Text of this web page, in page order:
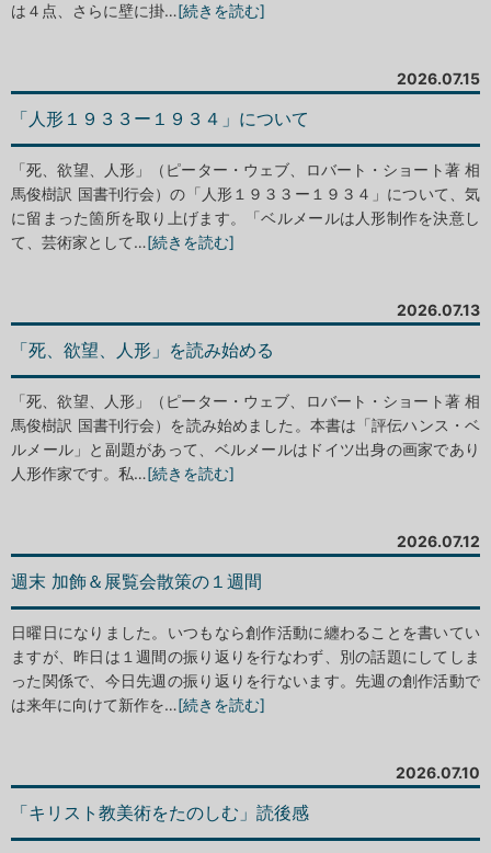
は４点、さらに壁に掛…[続きを読む]
2026.07.15
「人形１９３３ー１９３４」について
「死、欲望、人形」（ピーター・ウェブ、ロバート・ショート著 相
馬俊樹訳 国書刊行会）の「人形１９３３ー１９３４」について、気
に留まった箇所を取り上げます。「ベルメールは人形制作を決意し
て、芸術家として…[続きを読む]
2026.07.13
「死、欲望、人形」を読み始める
「死、欲望、人形」（ピーター・ウェブ、ロバート・ショート著 相
馬俊樹訳 国書刊行会）を読み始めました。本書は「評伝ハンス・ベ
ルメール」と副題があって、ベルメールはドイツ出身の画家であり
人形作家です。私…[続きを読む]
2026.07.12
週末 加飾＆展覧会散策の１週間
日曜日になりました。いつもなら創作活動に纏わることを書いてい
ますが、昨日は１週間の振り返りを行なわず、別の話題にしてしま
った関係で、今日先週の振り返りを行ないます。先週の創作活動で
は来年に向けて新作を…[続きを読む]
2026.07.10
「キリスト教美術をたのしむ」読後感